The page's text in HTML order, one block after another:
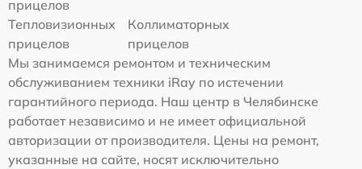
прицелов
Тепловизионных
прицелов
Коллиматорных
прицелов
Мы занимаемся ремонтом и техническим
обслуживанием техники iRay по истечении
гарантийного периода. Наш центр в Челябинске
работает независимо и не имеет официальной
авторизации от производителя. Цены на ремонт,
указанные на сайте, носят исключительно